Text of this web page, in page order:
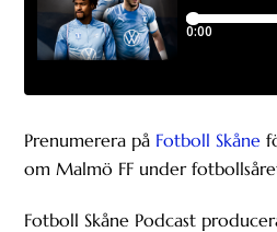
Prenumerera på Fotboll Skåne
om Malmö FF under
Fotboll Skåne Podcast